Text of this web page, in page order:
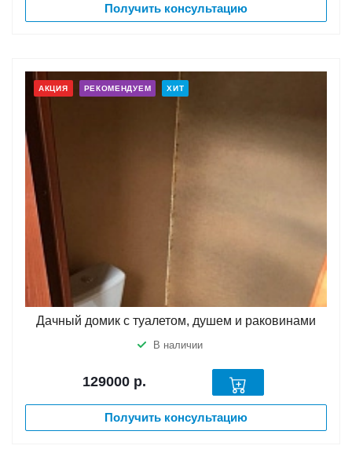
Получить консультацию
АКЦИЯ РЕКОМЕНДУЕМ ХИТ
Дачный домик с туалетом, душем и раковинами
В наличии
129000 р.
Получить консультацию